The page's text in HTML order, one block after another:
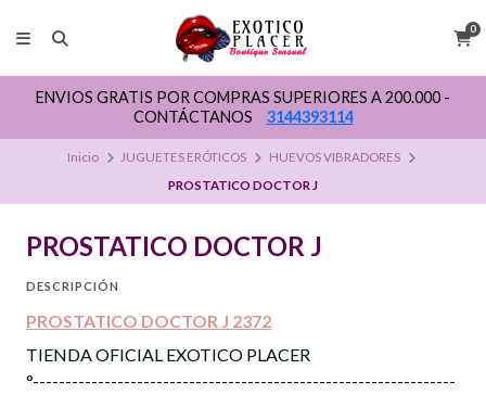
0
ENVIOS GRATIS POR COMPRAS SUPERIORES A 200.000 -
CONTÁCTANOS
3144393114
Inicio JUGUETES ERÓTICOS
HUEVOS VIBRADORES
PROSTATICO DOCTOR J
PROSTATICO DOCTOR J
DESCRIPCIÓN
PROSTATICO DOCTOR J 2372
TIENDA OFICIAL EXOTICO PLACER
°-----------------------------------------------------------------